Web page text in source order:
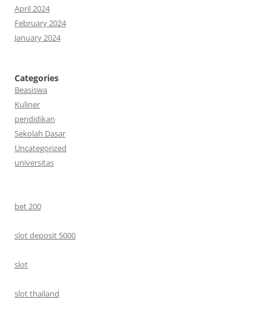
April 2024
February 2024
January 2024
Categories
Beasiswa
Kuliner
pendidikan
Sekolah Dasar
Uncategorized
universitas
bet 200
slot deposit 5000
slot
slot thailand